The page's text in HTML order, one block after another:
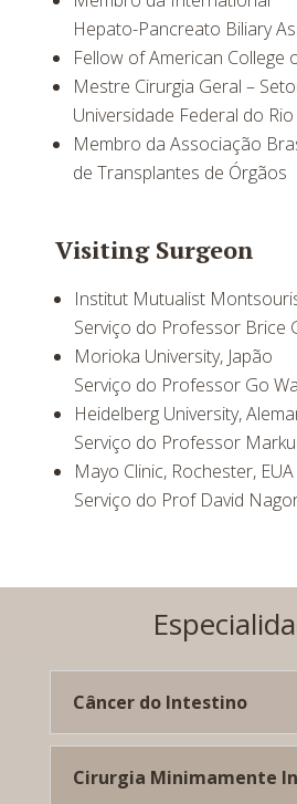
Hepato-Pancreato Biliary
Fellow of American College
Mestre Cirurgia Geral –
Universidade Federal do
Membro da Associação
de Transplantes de Órgãos
Visiting Surgeon
Institut Mutualist
Serviço do Professor Brice
Morioka University, Japão
Serviço do Professor Go
Heidelberg University,
Serviço do Professor
Mayo Clinic, Rochester, EUA
Serviço do Prof David
Câncer do Intestino
Cirurgia Minimamente